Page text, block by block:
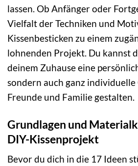
lassen. Ob Anfänger oder
Vielfalt der Techniken und
Kissenbesticken zu einem
lohnenden Projekt. Du kannst
deinem Zuhause eine
sondern auch ganz individuelle
Freunde und Familie gestalten.
Grundlagen und
DIY-Kissenprojekt
Bevor du dich in die 17 Ideen